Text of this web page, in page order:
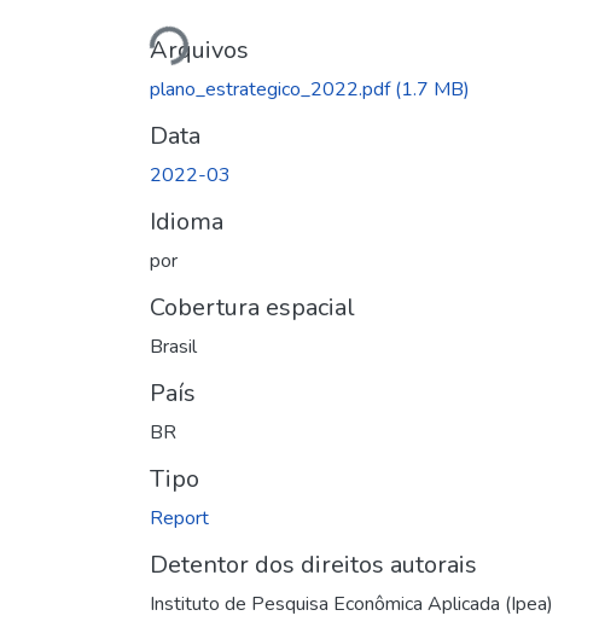
Arquivos
plano_estrategico_2022.pdf(1.7 MB)
Data
2022-03
Idioma
por
Cobertura espacial
Brasil
País
BR
Tipo
Report
Detentor dos direitos autorais
Instituto de Pesquisa Econômica Aplicada (Ipea)